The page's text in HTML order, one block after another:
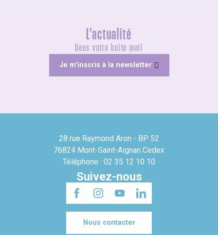
L'actualité
Dans votre boîte mail
Je m'inscris à la newsletter
28 rue Raymond Aron - BP 52
76824 Mont-Saint-Aignan Cedex
Téléphone : 02 35 12 10 10
Suivez-nous
Nous contacter